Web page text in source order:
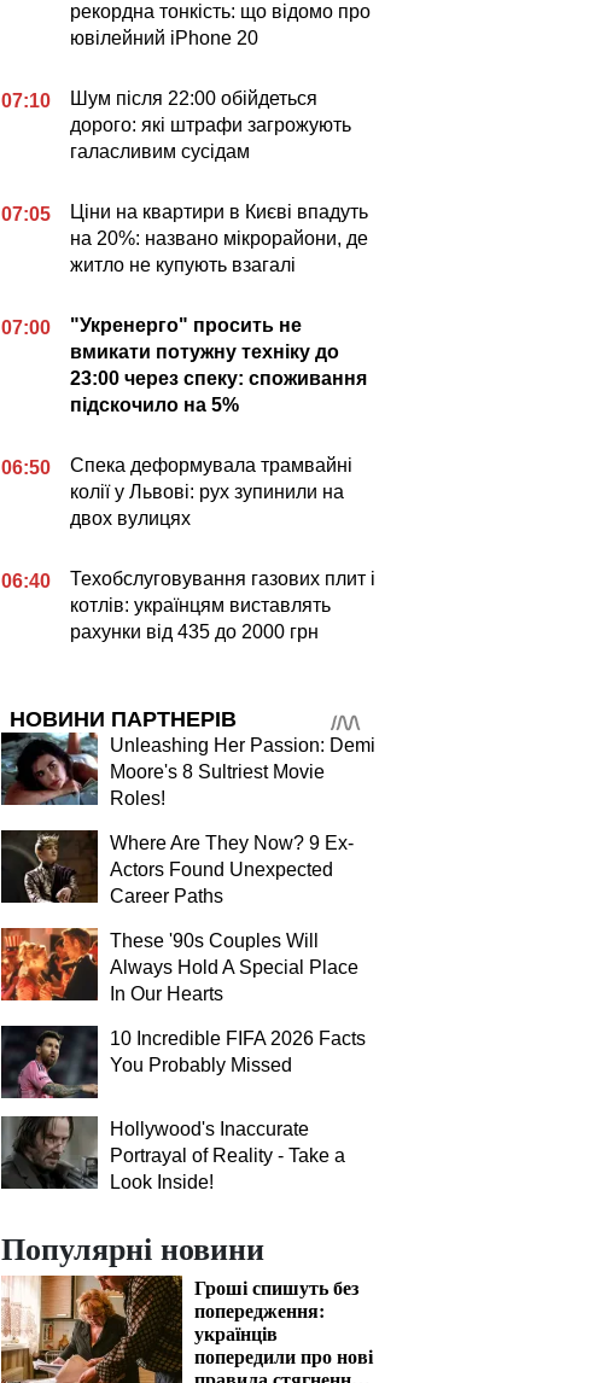
рекордна тонкість: що відомо про
ювілейний iPhone 20
07:10
Шум після 22:00 обійдеться
дорого: які штрафи загрожують
галасливим сусідам
07:05
Ціни на квартири в Києві впадуть
на 20%: названо мікрорайони, де
житло не купують взагалі
07:00
"Укренерго" просить не
вмикати потужну техніку до
23:00 через спеку: споживання
підскочило на 5%
06:50
Спека деформувала трамвайні
колії у Львові: рух зупинили на
двох вулицях
06:40
Техобслуговування газових плит і
котлів: українцям виставлять
рахунки від 435 до 2000 грн
НОВИНИ ПАРТНЕРІВ
Unleashing Her Passion: Demi
Moore's 8 Sultriest Movie
Roles!
Where Are They Now? 9 Ex-
Actors Found Unexpected
Career Paths
These '90s Couples Will
Always Hold A Special Place
In Our Hearts
10 Incredible FIFA 2026 Facts
You Probably Missed
Hollywood's Inaccurate
Portrayal of Reality - Take a
Look Inside!
Популярні новини
Гроші спишуть без
попередження:
українців
попередили про нові